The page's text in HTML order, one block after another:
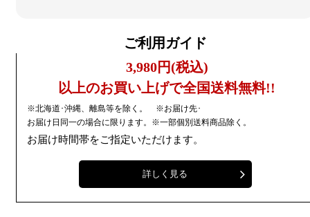
ご利用ガイド
3,980円(税込)
以上のお買い上げで全国送料無料!!
※北海道･沖縄、離島等を除く。 ※お届け先･
お届け日同一の場合に限ります。※一部個別送料商品除く。
お届け時間帯をご指定いただけます。
詳しく見る